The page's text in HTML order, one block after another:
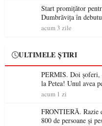
Start promițător
Dumbrăvița în
acum 3 zile
ULTIMELE ȘTIRI
PERMIS. Doi șoferi,
la Petea! Unul avea
niciodată permis
acum 1 zi
FRONTIERĂ. Razie
800 de persoane și